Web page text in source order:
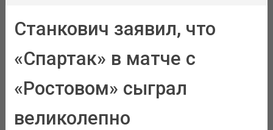
Станкович заявил, что
«Спартак» в матче с
«Ростовом» сыграл
великолепно